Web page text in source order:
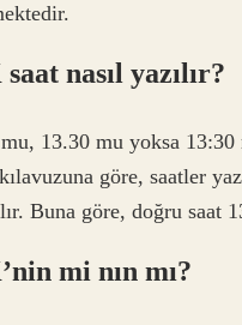
nasıl yazılır?
13.30 mu yoksa 13:30
göre, saatler
Buna göre, doğru saat
mi nın mı?